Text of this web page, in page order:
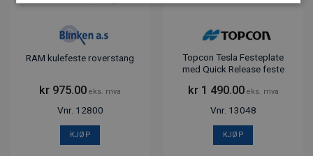
RAM kulefeste roverstang
kr 975.00 eks. mva
Vnr. 12800
KJØP
Topcon Tesla Festeplate
med Quick Release feste
kr1 490.00 eks. mva
Vnr. 13048
KJØP